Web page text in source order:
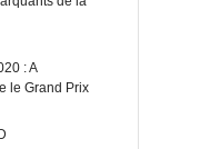
: A
le Grand Prix